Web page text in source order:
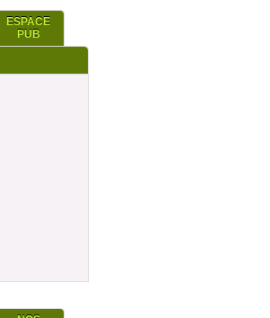
ESPACE
PUB